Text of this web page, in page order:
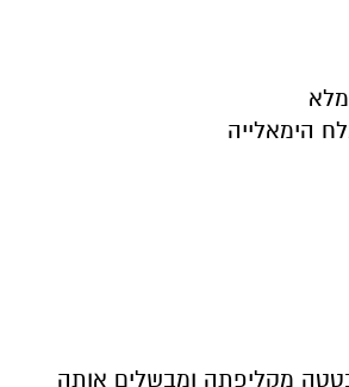
מקליפתה ומבשלים אותה